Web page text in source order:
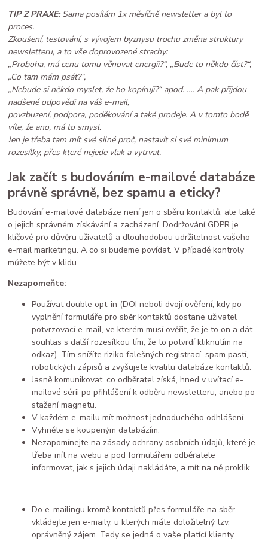
TIP Z PRAXE:Sama posílám 1x měsíčně newsletter a byl to
proces.
Zkoušení, testování, s vývojem byznysu trochu změna struktury
newsletteru, a to vše doprovozené strachy:
„Proboha, má cenu tomu věnovat energii?“, „Bude to někdo číst?“,
„Co tam mám psát?“,
„Nebude si někdo myslet, že ho kopíruji?“ apod. …. A pak přijdou
nadšené odpovědi na váš e-mail,
povzbuzení, podpora, poděkování a také prodeje. A v tomto bodě
víte, že ano, má to smysl.
Jen je třeba tam mít své silné proč, nastavit si své minimum
rozesílky, přes které nejede vlak a vytrvat.
Jak začít s budováním e-mailové databáze
právně správně, bez spamu a eticky?
Budování e-mailové databáze není jen o sběru kontaktů, ale také
o jejich správném získávání a zacházení. Dodržování GDPR je
klíčové pro důvěru uživatelů a dlouhodobou udržitelnost vašeho
e-mail marketingu. A co si budeme povídat. V případě kontroly
můžete být v klidu.
Nezapomeňte:
Používat double opt-in (DOI neboli dvojí ověření, kdy po
vyplnění formuláře pro sběr kontaktů dostane uživatel
potvrzovací e-mail, ve kterém musí ověřit, že je to on a dát
souhlas s další rozesílkou tím, že to potvrdí kliknutím na
odkaz). Tím snížíte riziko falešných registrací, spam pastí,
robotických zápisů a zvyšujete kvalitu databáze kontaktů.
Jasně komunikovat, co odběratel získá, hned v uvítací e-
mailové sérii po přihlášení k odběru newsletteru, anebo po
stažení magnetu.
V každém e-mailu mít možnost jednoduchého odhlášení.
Vyhněte se koupeným databázím.
Nezapomínejte na zásady ochrany osobních údajů, které je
třeba mít na webu a pod formulářem odběratele
informovat, jak s jejich údaji nakládáte, a mít na ně proklik.
Do e-mailingu kromě kontaktů přes formuláře na sběr
vkládejte jen e-maily, u kterých máte doložitelný tzv.
oprávněný zájem. Tedy se jedná o vaše platící klienty.